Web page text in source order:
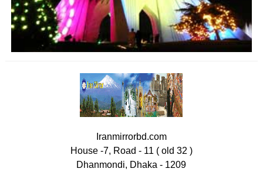
Iranmirrorbd.com
House -7, Road - 11 ( old 32 )
Dhanmondi, Dhaka - 1209